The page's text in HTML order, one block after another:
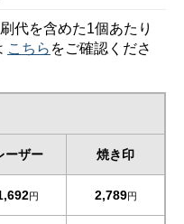
代を含めた1個あたり
こちら をご確認くださ
ーザー 焼き印
円 2,789円